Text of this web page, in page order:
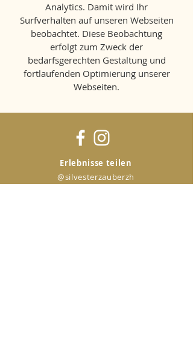
Analytics. Damit wird Ihr
Surfverhalten auf unseren Webseiten
beobachtet. Diese Beobachtung
erfolgt zum Zweck der
bedarfsgerechten Gestaltung und
fortlaufenden Optimierung unserer
Webseiten.
Erlebnisse teilen
@silvesterzauberzh